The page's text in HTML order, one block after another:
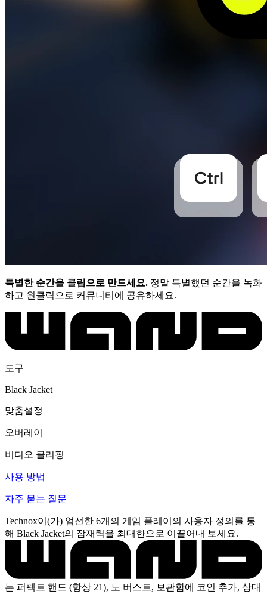
특별한 순간을 클립으로 만드세요. 정말 특별했던 순간을 녹화
하고 원클릭으로 커뮤니티에 공유하세요.
도구
Black Jacket
맞춤설정
오버레이
비디오 클리핑
사용 방법
자주 묻는 질문
Technox이(가) 엄선한 6개의 게임 플레이의 사용자 정의를 통
해 Black Jacket의 잠재력을 최대한으로 이끌어내 보세요.
는 퍼펙트 핸드 (항상 21), 노 버스트, 보관함에 코인 추가, 상대